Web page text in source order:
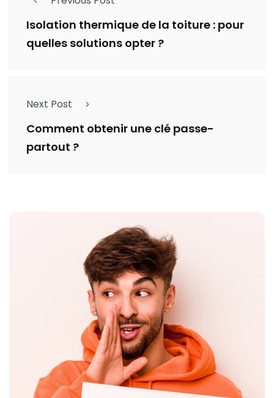
Isolation thermique de la toiture : pour
quelles solutions opter ?
Next Post
Comment obtenir une clé passe-
partout ?